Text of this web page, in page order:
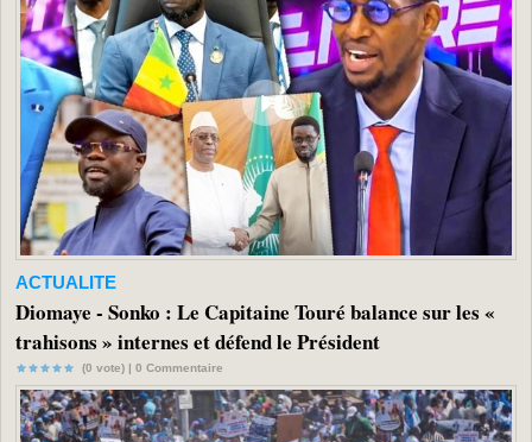
ACTUALITE
Diomaye - Sonko : Le Capitaine Touré balance sur les «
trahisons » internes et défend le Président
(0 vote) | 0 Commentaire